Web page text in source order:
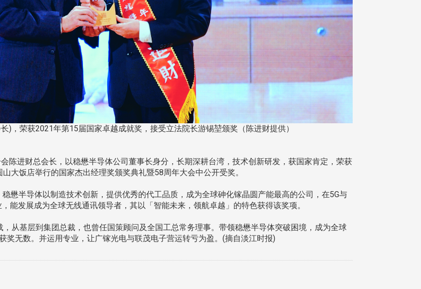
)，荣获2021年第15届国家卓越成就奖，接受立法院长游锡堃颁奖（陈进财提供）
陈进财总会长，以稳懋半导体公司董事长身分，长期深耕台湾，技术创新研发，获国家肯定，荣获
大饭店举行的国家杰出经理奖颁奖典礼暨58周年大会中公开受奖。
懋半导体以制造技术创新，提供优秀的代工品质，成为全球砷化镓晶圆产能最高的公司，在5G与
能发展成为全球无线通讯领导者，其以「智能未来，领航卓越」的特色获得该奖项。
从基层到集团总裁，也曾任国策顾问及全国工总常务理事。带领稳懋半导体突破困境，成为全球
奖无数。并运用专业，让广镓光电与联茂电子营运转亏为盈。(摘自淡江时报)